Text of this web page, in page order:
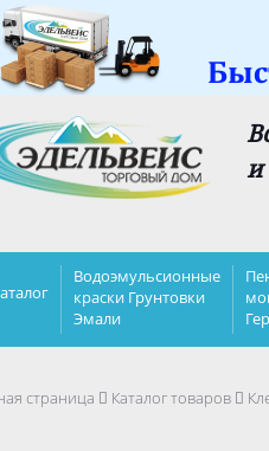
и
Водоэмульсионные
краски Грунтовки
Эмали
страница Каталог товаров